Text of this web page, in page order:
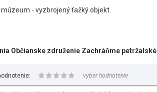
- vyzbrojený ťažký objekt.
Občianske združenie Zachráňme
vyber hodnotenie